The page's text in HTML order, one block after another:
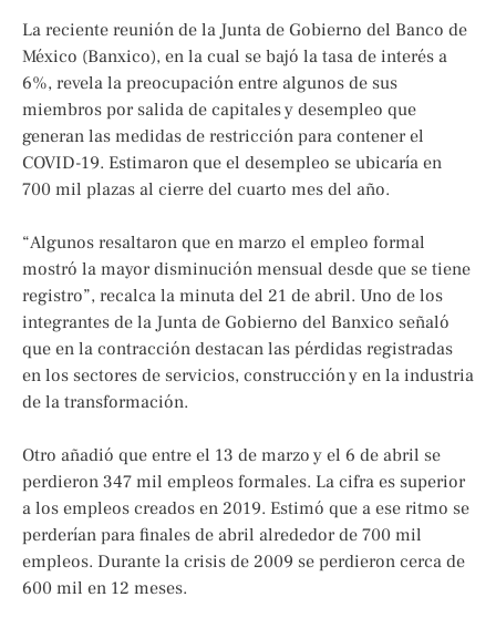
La reciente reunión de la Junta de Gobierno del Banco de
México (Banxico), en la cual se bajó la tasa de interés a
6%, revela la preocupación entre algunos de sus
miembros por salida de capitales y desempleo que
generan las medidas de restricción para contener el
COVID-19. Estimaron que el desempleo se ubicaría en
700 mil plazas al cierre del cuarto mes del año.
“Algunos resaltaron que en marzo el empleo formal
mostró la mayor disminución mensual desde que se tiene
registro”, recalca la minuta del 21 de abril. Uno de los
integrantes de la Junta de Gobierno del Banxico señaló
que en la contracción destacan las pérdidas registradas
en los sectores de servicios, construcción y en la industria
de la transformación.
Otro añadió que entre el 13 de marzo y el 6 de abril se
perdieron 347 mil empleos formales. La cifra es superior
a los empleos creados en 2019. Estimó que a ese ritmo se
perderían para finales de abril alrededor de 700 mil
empleos. Durante la crisis de 2009 se perdieron cerca de
600 mil en 12 meses.